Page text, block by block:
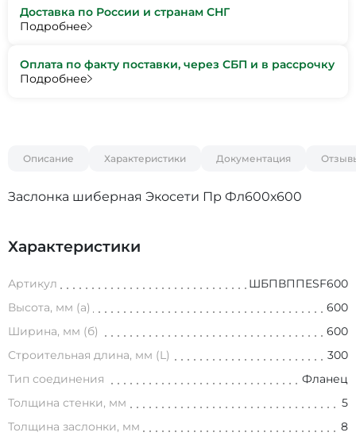
Доставка по России и странам СНГ
Подробнее
Оплата по факту поставки, через СБП и в рассрочку
Подробнее
Описание Характеристики Документация
Заслонка шиберная Экосети Пр Фл600х600
Характеристики
Артикул
ШБПВППESF600
Высота, мм (а)
600
Ширина, мм (б)
600
Строительная длина, мм (L)
300
Тип соединения
Фланец
Толщина стенки, мм
5
Толщина заслонки, мм
8